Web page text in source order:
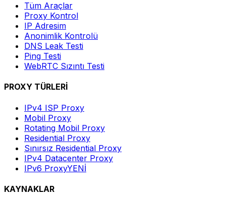
Tüm Araçlar
Proxy Kontrol
IP Adresim
Anonimlik Kontrolü
DNS Leak Testi
Ping Testi
WebRTC Sızıntı Testi
PROXY TÜRLERİ
IPv4 ISP Proxy
Mobil Proxy
Rotating Mobil Proxy
Residential Proxy
Sınırsız Residential Proxy
IPv4 Datacenter Proxy
IPv6 ProxyYENİ
KAYNAKLAR